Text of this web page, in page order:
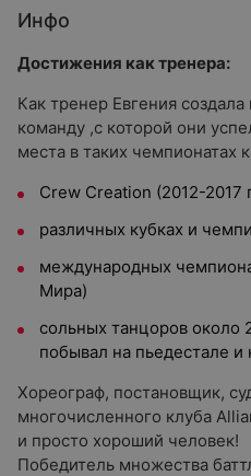
Инфо
Достижения как тренера:
Как тренер Евгения
команду ,с которой они
места в таких чемпионатах
Crew Creation (2012-2017
различных кубках и
международных
Мира)
сольных танцоров около
побывал на пьедестале и
Хореограф, постановщик,
многочисленного клуба
и просто хороший человек!
Победитель множества